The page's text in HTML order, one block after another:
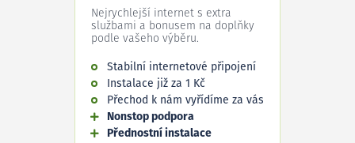
Nejrychlejší internet s extra
službami a bonusem na doplňky
podle vašeho výběru.
Stabilní internetové připojení
Instalace již za 1 Kč
Přechod k nám vyřídíme za vás
Nonstop podpora
Přednostní instalace